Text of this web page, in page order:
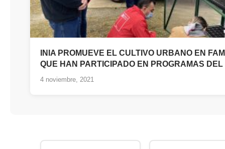
INIA PROMUEVE EL CULTIVO URBANO EN
QUE HAN PARTICIPADO EN PROGRAMAS DEL
4 noviembre, 2021